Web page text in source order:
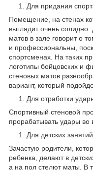
Для придания
Помещение, на стенах
выглядит очень
матов в зале говорит о
и профессиональны,
спортсменах. На таких
логотипы бойцовских и
стеновых матов
вариант, который
Для отработки
Спортивный стеновой
прорабатывать удары во
Для детских занятий
Зачастую родители,
ребенка, делают в
а на пол стелют маты. В